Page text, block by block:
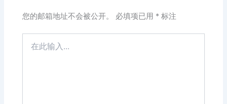
您的邮箱地址不会被公开。 必填项已用 * 标注